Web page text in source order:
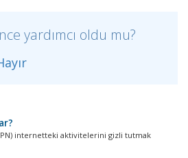
yardımcı oldu mu?
internetteki aktivitelerini gizli tutmak